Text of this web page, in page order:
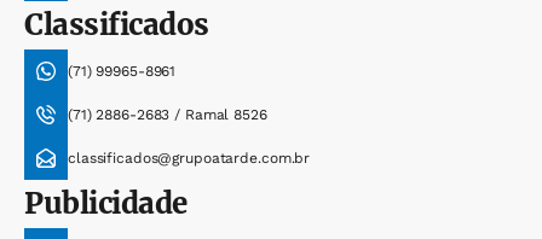
Classificados
(71) 99965-8961
(71) 2886-2683 / Ramal 8526
classificados@grupoatarde.com.br
Publicidade